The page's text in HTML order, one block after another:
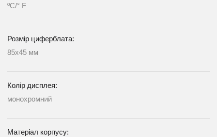
ºС/° F
Розмір циферблата:
85x45 мм
Колір дисплея:
монохромний
Матеріал корпусу: